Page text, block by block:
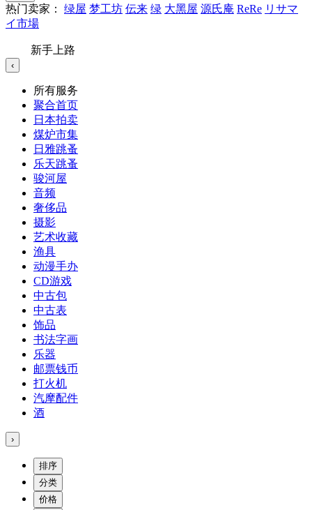
热门卖家： 绿屋 梦工坊 伝来 绿 大黑屋 源氏庵 ReRe リサマ
イ市場
新手上路
‹
所有服务
聚合首页
日本拍卖
煤炉市集
日雅跳蚤
乐天跳蚤
骏河屋
音频
奢侈品
摄影
艺术收藏
渔具
动漫手办
CD游戏
中古包
中古表
饰品
书法字画
乐器
邮票钱币
打火机
汽摩配件
酒
›
排序
分类
价格